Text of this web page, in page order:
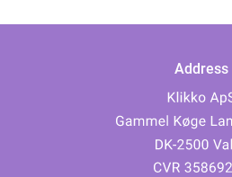
Address